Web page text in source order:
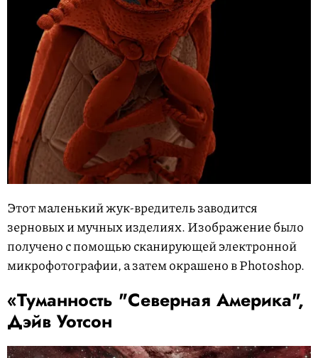
Этот маленький жук-вредитель заводится
зерновых и мучных изделиях. Изображение было
получено с помощью сканирующей электронной
микрофотографии, а затем окрашено в Photoshop.
«Туманность "Северная Америка",
Дэйв Уотсон